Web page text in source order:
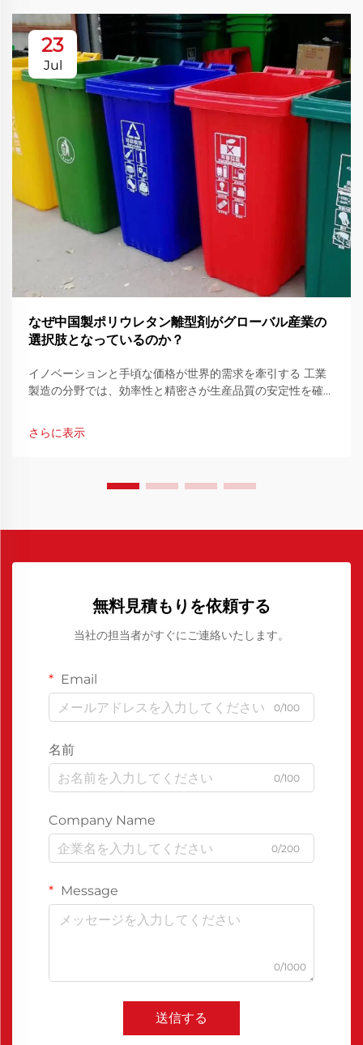
23
Jul
なぜ中国製ポリウレタン離型剤がグローバル産業の
選択肢となっているのか？
イノベーションと手頃な価格が世界的需求を牽引する 工業
製造の分野では、効率性と精密さが生産品質の安定性を確保
た製造プロセスにおいて重要なソリューションとして登場し
てきています…
さらに表示
無料見積もりを依頼する
当社の担当者がすぐにご連絡いたします。
Email
0/100
名前
0/100
Company Name
0/200
Message
0/1000
送信する